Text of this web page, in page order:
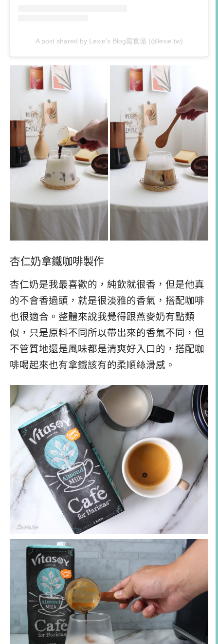
A post shared by Lexie’s Blog寫食派 (@lexie.tw)
杏仁奶拿鐵咖啡製作
杏仁奶是我最喜歡的，純飲就很香，但是他真
的不會香過頭，就是很淡雅的香氣，搭配咖啡
也很適合。整體來說我覺得跟燕麥奶有點類
似，只是原料不同所以帶出來的香氣不同，但
不管質地還是風味都是清爽好入口的，搭配咖
啡喝起來也有拿鐵該有的柔順絲滑感。